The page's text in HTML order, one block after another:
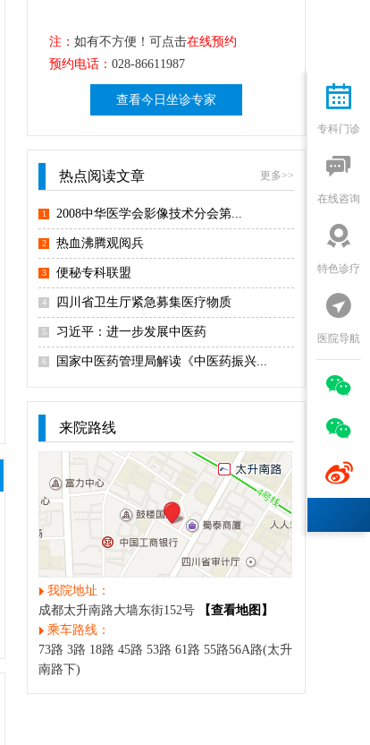
注： 如有不方便！可点击在线预约
预约电话： 028-86611987
查看今日坐诊专家
热点阅读文章 更多>>
1 2008中华医学会影像技术分会第...
2 热血沸腾观阅兵
3 便秘专科联盟
4 四川省卫生厅紧急募集医疗物质
5 习近平：进一步发展中医药
6 国家中医药管理局解读《中医药振兴...
来院路线
我院地址：
成都太升南路大墙东街152号
【查看地图】
乘车路线：
73路 3路 18路 45路 53路 61路 55路56A路(太升
南路下)

专科门诊

在线咨询

特色诊疗

医院导航


